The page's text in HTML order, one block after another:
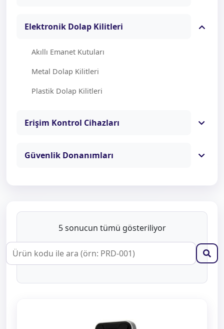
Elektronik Dolap Kilitleri
Akıllı Emanet Kutuları
Metal Dolap Kilitleri
Plastik Dolap Kilitleri
Erişim Kontrol Cihazları
Güvenlik Donanımları
5 sonucun tümü gösteriliyor